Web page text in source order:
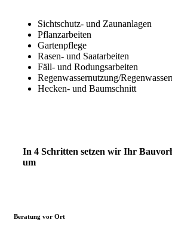
Sichtschutz- und Zaunanlagen
Pflanzarbeiten
Gartenpflege
Rasen- und Saatarbeiten
Fäll- und Rodungsarbeiten
Regenwassernutzung/
Hecken- und Baumschnitt
In 4 Schritten setzen wir Ihr
um
Beratung vor Ort